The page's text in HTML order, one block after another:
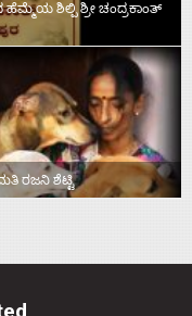
ಶಿಲ್ಪಿ ಶ್ರೀ ಚಂದ್ರಕಾಂತ್‌
ರಜನಿ ಶೆಟ್ಟಿ